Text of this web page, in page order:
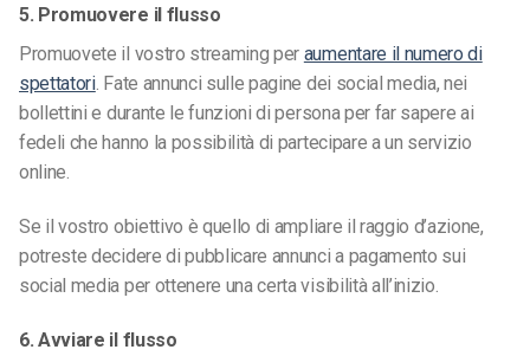
5. Promuovere il flusso
Promuovete il vostro streaming per aumentare il numero di
spettatori. Fate annunci sulle pagine dei social media, nei
bollettini e durante le funzioni di persona per far sapere ai
fedeli che hanno la possibilità di partecipare a un servizio
online.
Se il vostro obiettivo è quello di ampliare il raggio d’azione,
potreste decidere di pubblicare annunci a pagamento sui
social media per ottenere una certa visibilità all’inizio.
6. Avviare il flusso